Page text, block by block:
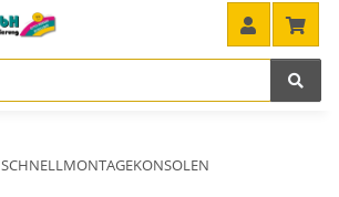
SCHNELLMONTAGEKONSOLEN